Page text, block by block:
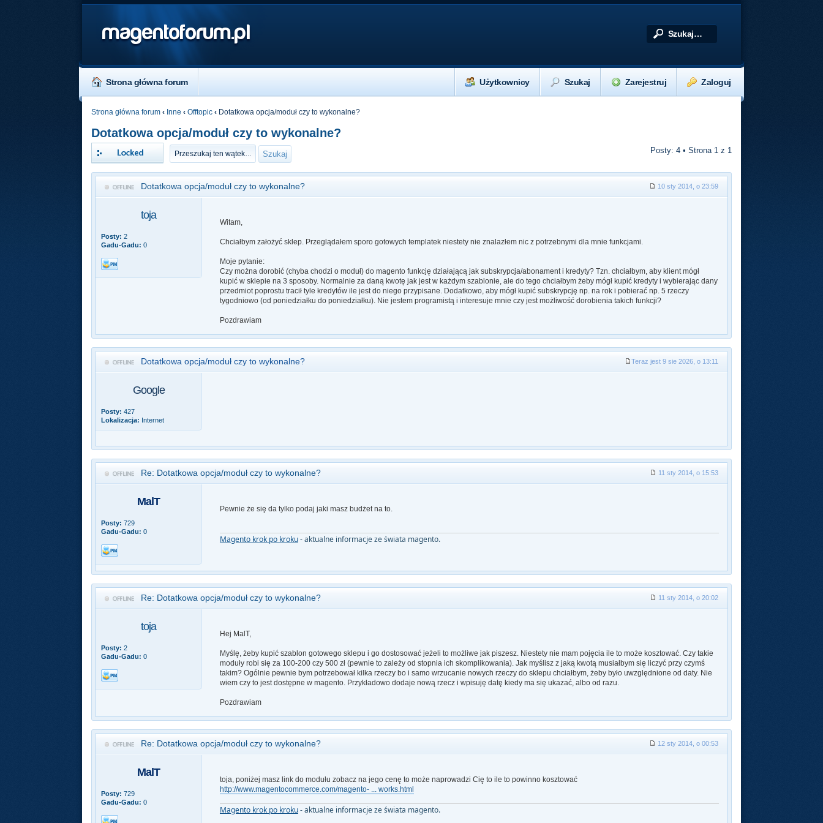
magentoforum.pl
Strona główna forum Zaloguj
Zarejestruj
Szukaj
Użytkownicy
Strona główna forum ‹ Inne ‹ Offtopic ‹ Dotatkowa opcja/moduł czy to wykonalne?
Dotatkowa opcja/moduł czy to wykonalne?
Zablokowany Posty: 4 • Strona 1z 1
Dotatkowa opcja/moduł czy to wykonalne? 10 sty 2014, o 23:59
toja
Posty: 2
Gadu-Gadu: 0
Witam,
Chciałbym założyć sklep. Przeglądałem sporo gotowych templatek niestety nie znalazłem nic z potrzebnymi dla mnie funkcjami.
Moje pytanie:
Czy można dorobić (chyba chodzi o moduł) do magento funkcję działającą jak subskrypcja/abonament i kredyty? Tzn. chciałbym, aby klient mógł
kupić w sklepie na 3 sposoby. Normalnie za daną kwotę jak jest w każdym szablonie, ale do tego chciałbym żeby mógł kupić kredyty i wybierając dany
przedmiot poprostu tracił tyle kredytów ile jest do niego przypisane. Dodatkowo, aby mógł kupić subskrypcję np. na rok i pobierać np. 5 rzeczy
tygodniowo (od poniedziałku do poniedziałku). Nie jestem programistą i interesuje mnie czy jest możliwość dorobienia takich funkcji?
Pozdrawiam
Dotatkowa opcja/moduł czy to wykonalne? Teraz jest 9 sie 2026, o 13:11
Google
Posty: 427
Lokalizacja: Internet
Re: Dotatkowa opcja/moduł czy to wykonalne? 11 sty 2014, o 15:53
MalT
Posty: 729
Gadu-Gadu: 0
Pewnie że się da tylko podaj jaki masz budżet na to.
Magento krok po kroku- aktualne informacje ze świata magento.
Re: Dotatkowa opcja/moduł czy to wykonalne? 11 sty 2014, o 20:02
toja
Posty: 2
Gadu-Gadu: 0
Hej MalT,
Myślę, żeby kupić szablon gotowego sklepu i go dostosować jeżeli to możliwe jak piszesz. Niestety nie mam pojęcia ile to może kosztować. Czy takie
moduły robi się za 100-200 czy 500 zł (pewnie to zależy od stopnia ich skomplikowania). Jak myślisz z jaką kwotą musiałbym się liczyć przy czymś
takim? Ogólnie pewnie bym potrzebował kilka rzeczy bo i samo wrzucanie nowych rzeczy do sklepu chciałbym, żeby było uwzględnione od daty. Nie
wiem czy to jest dostępne w magento. Przykładowo dodaje nową rzecz i wpisuję datę kiedy ma się ukazać, albo od razu.
Pozdrawiam
Re: Dotatkowa opcja/moduł czy to wykonalne? 12 sty 2014, o 00:53
MalT
Posty: 729
Gadu-Gadu: 0
toja, poniżej masz link do modułu zobacz na jego cenę to może naprowadzi Cię to ile to powinno kosztować
http://www.magentocommerce.com/magento- ... works.html
Magento krok po kroku- aktualne informacje ze świata magento.